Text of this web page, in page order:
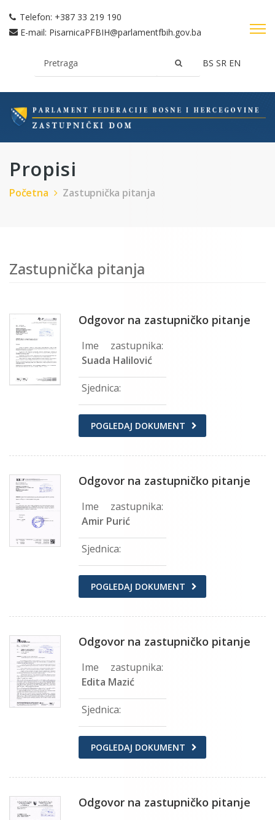
Telefon: +387 33 219 190
E-mail: PisarnicaPFBIH@parlamentfbih.gov.ba
BS SR EN
Propisi
Početna Zastupnička pitanja
Zastupnička pitanja
Odgovor na zastupničko pitanje
Ime zastupnika:
Suada Halilović
Sjednica:
POGLEDAJ DOKUMENT
Odgovor na zastupničko pitanje
Ime zastupnika:
Amir Purić
Sjednica:
POGLEDAJ DOKUMENT
Odgovor na zastupničko pitanje
Ime zastupnika:
Edita Mazić
Sjednica:
POGLEDAJ DOKUMENT
Odgovor na zastupničko pitanje